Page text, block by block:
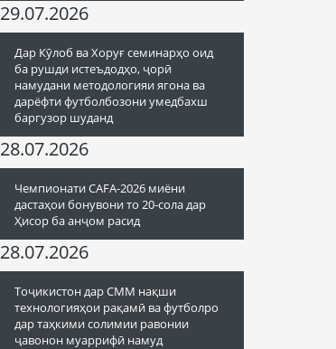
29.07.2026
Дар Кӯлоб ва Хоруғ семинарҳо оид
ба рушди истеъдодҳо, ҷорӣ
намудани методологияи ягона ва
дарёфти футболбозони умедбахш
баргузор шуданд
28.07.2026
Чемпионати CAFA-2026 миёни
дастаҳои бонувони то 20-сола дар
Ҳисор ба анҷом расид
28.07.2026
Тоҷикистон дар СММ нақши
технологияҳои рақамӣ ва футболро
дар таҳкими солимии равонии
ҷавонон муаррифӣ намуд